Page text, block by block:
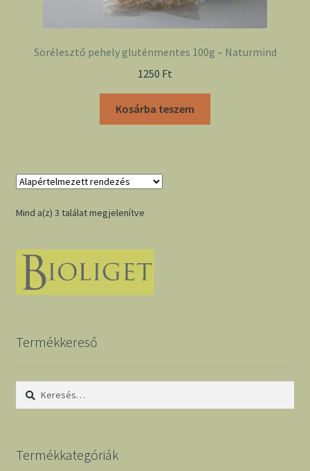
Sörélesztő pehely gluténmentes 100g – Naturmind
1250 Ft
Kosárba teszem
Mind a(z) 3 találat megjelenítve
Termékkereső
Keresés:
Termékkategóriák